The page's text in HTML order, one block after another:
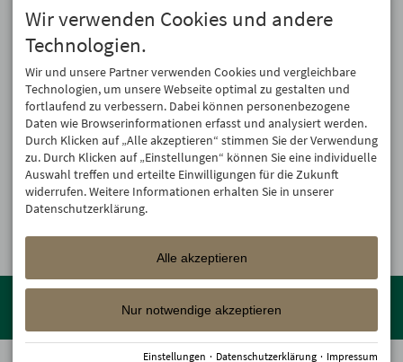
info@hotel-oberstdorf.de
Auf dem Laufenden bleiben
Wir geben Ihre E-Mail-Adresse nicht weiter. Wir mögen auch keinen Spam.
Versprochen! Eine Abmeldung ist jederzeit möglich.
Anmelden
Mitglied der Oberstdorf Resort Familien mit den schönsten
Urlaubsunterkünften von der Berghütte bis zum 4-Sterne Superior
Wir verwenden Cookies und andere
Technologien.
Wir und unsere Partner verwenden Cookies und vergleichbare
Technologien, um unsere Webseite optimal zu gestalten und
fortlaufend zu verbessern. Dabei können personenbezogene
Daten wie Browserinformationen erfasst und analysiert werden.
Durch Klicken auf „Alle akzeptieren“ stimmen Sie der Verwendung
zu. Durch Klicken auf „Einstellungen“ können Sie eine individuelle
Auswahl treffen und erteilte Einwilligungen für die Zukunft
widerrufen. Weitere Informationen erhalten Sie in unserer
Datenschutzerklärung.
Alle akzeptieren
Nur notwendige akzeptieren
Einstellungen · Datenschutzerklärung · Impressum